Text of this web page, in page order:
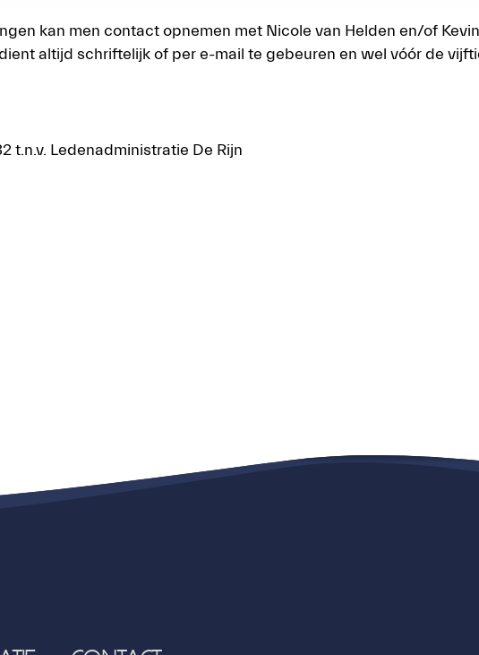
kan men contact opnemen met Nicole van Helden en/of
altijd schriftelijk of per e-mail te gebeuren en wel vóór de
t.n.v. Ledenadministratie De Rijn